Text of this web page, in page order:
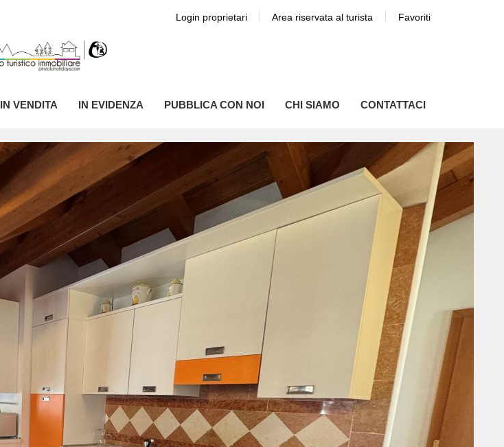
Favoriti
Area riservata al turista
Login proprietari
IN VENDITA IN EVIDENZA PUBBLICA CON NOI CHI SIAMO CONTATTACI